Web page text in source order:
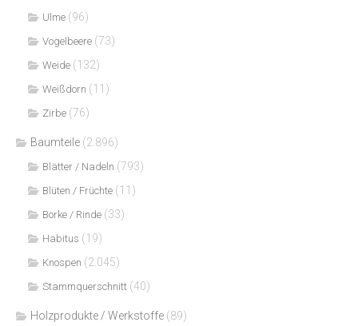
Ulme (96)
Vogelbeere (73)
Weide (132)
Weißdorn (11)
Zirbe (76)
Baumteile (2.896)
Blätter / Nadeln (793)
Blüten / Früchte (11)
Borke / Rinde (33)
Habitus (19)
Knospen (2.045)
Stammquerschnitt (40)
Holzprodukte / Werkstoffe (89)